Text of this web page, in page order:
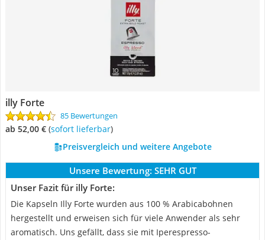
illy Forte
85 Bewertungen
ab 52,00 € ( Sofort lieferbar)
Preisvergleich und weitere Angebote
Unsere Bewertung: SEHR GUT
Unser Fazit für illy Forte:
Die Kapseln Illy Forte wurden aus 100 % Arabicabohnen
hergestellt und erweisen sich für viele Anwender als sehr
aromatisch. Uns gefällt, dass sie mit Iperespresso-